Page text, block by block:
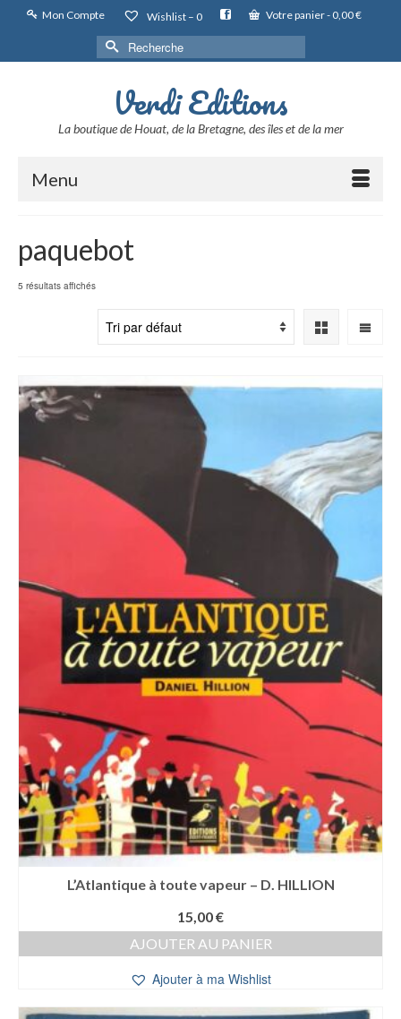
Mon Compte Wishlist – 0 Votre panier- 0,00€
Rechercher :
Verdi Editions
La boutique de Houat, de la Bretagne, des îles et de la mer
Menu
paquebot
5 résultats affichés
L’Atlantique à toute vapeur – D. HILLION
15,00€
AJOUTER AU PANIER
Ajouter à ma Wishlist